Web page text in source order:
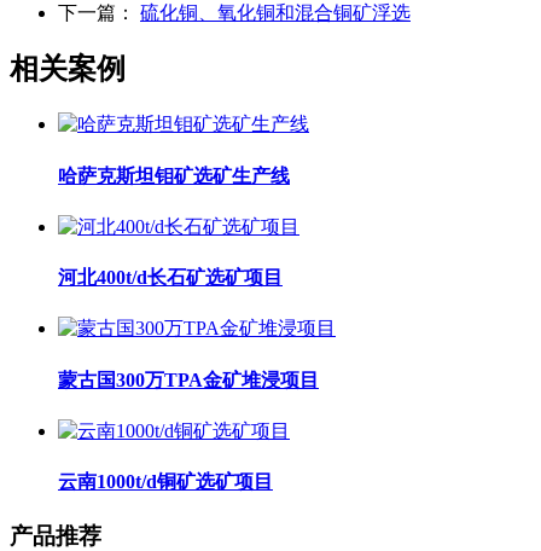
下一篇： 硫化铜、氧化铜和混合铜矿浮选
相关案例
哈萨克斯坦钼矿选矿生产线
河北400t/d长石矿选矿项目
蒙古国300万TPA金矿堆浸项目
云南1000t/d铜矿选矿项目
产品推荐